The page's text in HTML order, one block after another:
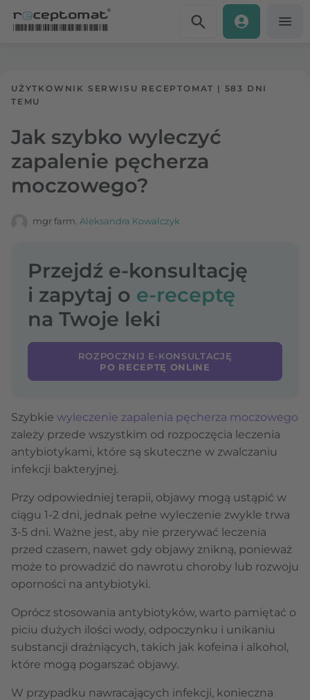
UŻYTKOWNIK SERWISU RECEPTOMAT | 583 DNI
TEMU
Jak szybko wyleczyć
zapalenie pęcherza
moczowego?
mgr farm. Aleksandra Kowalczyk
Przejdź e-konsultację
i zapytaj o e-receptę
na Twoje leki
ROZPOCZNIJ E-KONSULTACJĘ
PO RECEPTĘ ONLINE
Szybkie wyleczenie zapalenia pęcherza moczowego
zależy przede wszystkim od rozpoczęcia leczenia
antybiotykami, które są skuteczne w zwalczaniu
infekcji bakteryjnej.
Przy odpowiedniej terapii, objawy mogą ustąpić w
ciągu 1-2 dni, jednak pełne wyleczenie zwykle trwa
3-5 dni. Ważne jest, aby nie przerywać leczenia
przed czasem, nawet gdy objawy znikną, ponieważ
może to prowadzić do nawrotu choroby lub rozwoju
oporności na antybiotyki.
Oprócz stosowania antybiotyków, warto pamiętać o
piciu dużych ilości wody, odpoczynku i unikaniu
substancji drażniących, takich jak kofeina i alkohol,
które mogą pogarszać objawy.
W przypadku nawracających infekcji, konieczna